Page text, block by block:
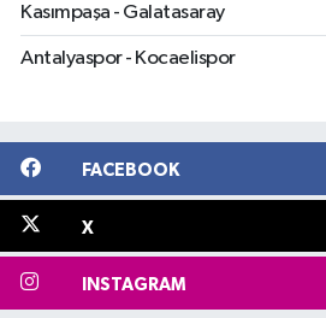
Kasımpaşa - Galatasaray
Antalyaspor - Kocaelispor
FACEBOOK
X
INSTAGRAM